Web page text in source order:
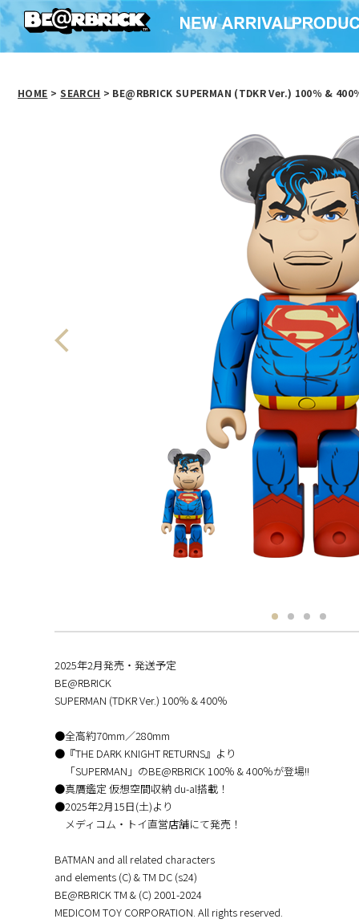
HOME > SEARCH > BE@RBRICK SUPERMAN (TDKR Ver.) 100％ & 400
2025年2月発売・発送予定
BE@RBRICK
SUPERMAN (TDKR Ver.) 100％ & 400％
●全高約70mm／280mm
●『THE DARK KNIGHT RETURNS』より
「SUPERMAN」のBE@RBRICK 100％ & 400％が登場!!
●真贋鑑定 仮想空間収納 du-al搭載！
●2025年2月15日(土)より
メディコム・トイ直営店舗にて発売！
BATMAN and all related characters
and elements (C) & TM DC (s24)
BE@RBRICK TM & (C) 2001-2024
MEDICOM TOY CORPORATION. All rights reserved.